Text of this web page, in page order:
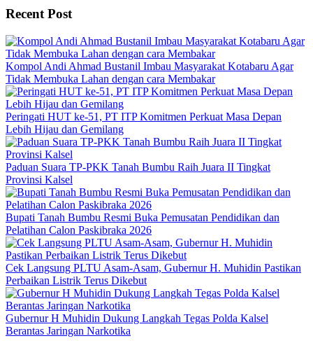
Recent Post
Kompol Andi Ahmad Bustanil Imbau Masyarakat Kotabaru Agar
Tidak Membuka Lahan dengan cara Membakar
Peringati HUT ke-51, PT ITP Komitmen Perkuat Masa Depan
Lebih Hijau dan Gemilang
Paduan Suara TP-PKK Tanah Bumbu Raih Juara II Tingkat
Provinsi Kalsel
Bupati Tanah Bumbu Resmi Buka Pemusatan Pendidikan dan
Pelatihan Calon Paskibraka 2026
Cek Langsung PLTU Asam-Asam, Gubernur H. Muhidin Pastikan
Perbaikan Listrik Terus Dikebut
Gubernur H Muhidin Dukung Langkah Tegas Polda Kalsel
Berantas Jaringan Narkotika